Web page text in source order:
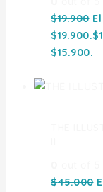
$19.900
$19.900.$
$15.900.
$45.000